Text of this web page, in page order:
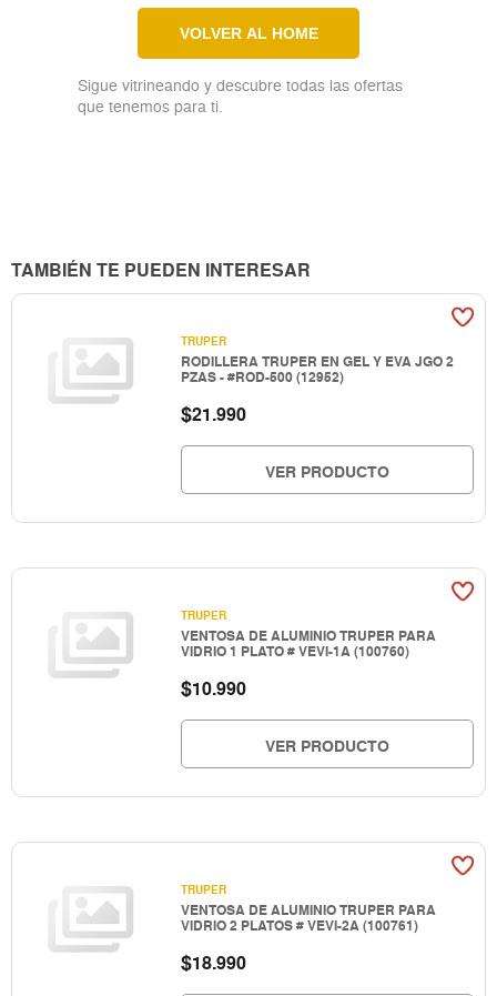
VOLVER AL HOME
Sigue vitrineando y descubre todas las ofertas
que tenemos para ti.
TAMBIÉN TE PUEDEN INTERESAR
TRUPER
RODILLERA TRUPER EN GEL Y EVA JGO 2
PZAS - #ROD-500 (12952)
$21.990
VER PRODUCTO
TRUPER
VENTOSA DE ALUMINIO TRUPER PARA
VIDRIO 1 PLATO # VEVI-1A (100760)
$10.990
VER PRODUCTO
TRUPER
VENTOSA DE ALUMINIO TRUPER PARA
VIDRIO 2 PLATOS # VEVI-2A (100761)
$18.990